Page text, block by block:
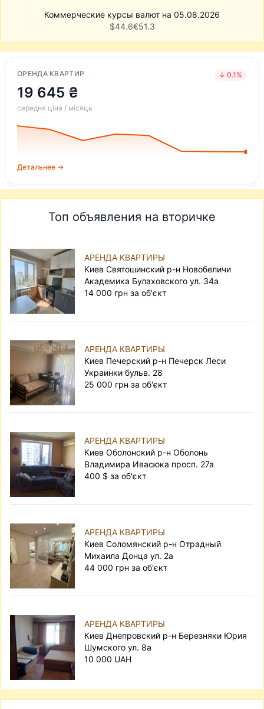
Коммерческие курсы валют на 05.08.2026
$44.6€51.3
ОРЕНДА КВАРТИР ↓ 0.1%
19 645 ₴
середня ціна / місяць
Детальнее →
Топ объявления на вторичке
АРЕНДА КВАРТИРЫ
Киев Святошинский р-н Новобеличи
Академика Булаховского ул. 34а
14 000 грн за об'єкт
АРЕНДА КВАРТИРЫ
Киев Печерский р-н Печерск Леси
Украинки бульв. 28
25 000 грн за об'єкт
АРЕНДА КВАРТИРЫ
Киев Оболонский р-н Оболонь
Владимира Ивасюка просп. 27а
400 $ за об'єкт
АРЕНДА КВАРТИРЫ
Киев Соломянский р-н Отрадный
Михаила Донца ул. 2а
44 000 грн за об'єкт
АРЕНДА КВАРТИРЫ
Киев Днепровский р-н Березняки Юрия
Шумского ул. 8а
10 000 UAH